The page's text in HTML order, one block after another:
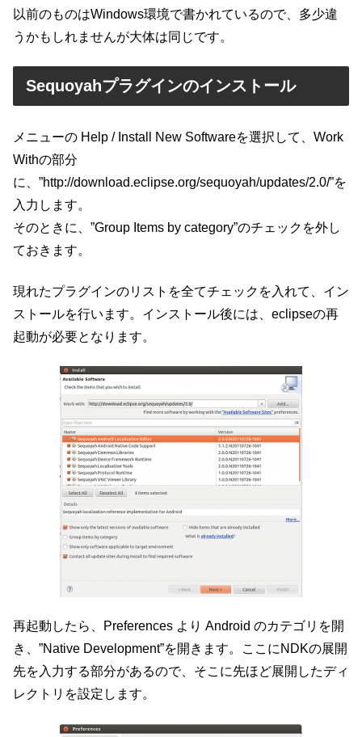
以前のものはWindows環境で書かれているので、多少違
うかもしれませんが大体は同じです。
Sequoyahプラグインのインストール
メニューの Help / Install New Softwareを選択して、Work
Withの部分
に、”http://download.eclipse.org/sequoyah/updates/2.0/”を
入力します。
そのときに、”Group Items by category”のチェックを外し
ておきます。
現れたプラグインのリストを全てチェックを入れて、イン
ストールを行います。インストール後には、eclipseの再
起動が必要となります。
再起動したら、Preferences より Android のカテゴリを開
き、”Native Development”を開きます。ここにNDKの展開
先を入力する部分があるので、そこに先ほど展開したディ
レクトリを設定します。